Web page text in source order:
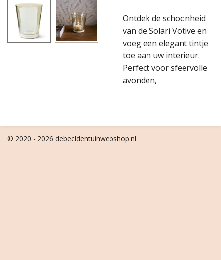
Ontdek de schoonheid
van de Solari Votive en
voeg een elegant tintje
toe aan uw interieur.
Perfect voor sfeervolle
avonden,
© 2020 - 2026 debeeldentuinwebshop.nl